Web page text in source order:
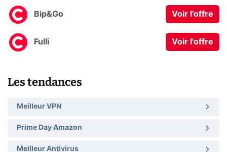
Bip&Go Voir l'offre
Fulli Voir l'offre
Les tendances
Meilleur VPN
Prime Day Amazon
Meilleur Antivirus